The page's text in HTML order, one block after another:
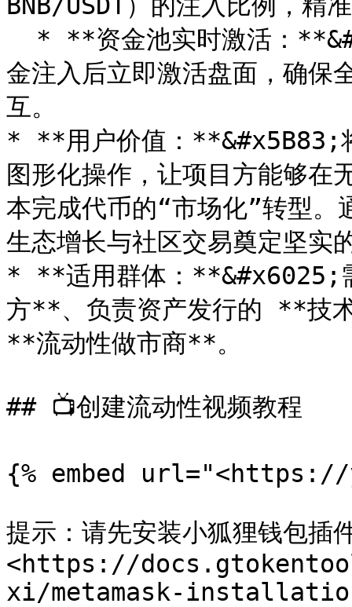
金注入后立即激活盘面，确保
互。
* **用户价值：**&#x5B83;
图形化操作，让项目方能够在
本完成代币的“市场化”转型。
生态增长与社区交易奠定坚实
* **适用群体：**&#x6025;
方**、负责资产发行的 **技
**流动性做市商**。
## 📺创建流动性视频教程
{% embed url="<https://
提示：请先安装小狐狸钱包插
<https://
xi/metamask-